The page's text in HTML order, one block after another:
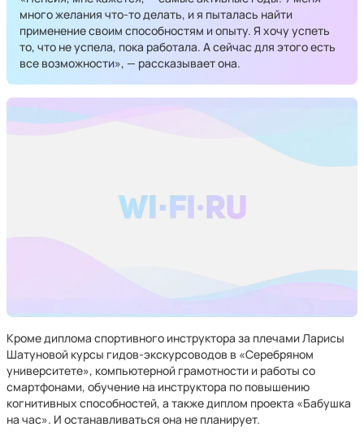
много желания что-то делать, и я пыталась найти
применение своим способностям и опыту. Я хочу успеть
то, что не успела, пока работала. А сейчас для этого есть
все возможности», — рассказывает она.
Кроме диплома спортивного инструктора за плечами Ларисы
Шатуновой курсы гидов-экскурсоводов в «Серебряном
университете», компьютерной грамотности и работы со
смартфонами, обучение на инструктора по повышению
когнитивных способностей, а также диплом проекта «Бабушка
на час». И останавливаться она не планирует.